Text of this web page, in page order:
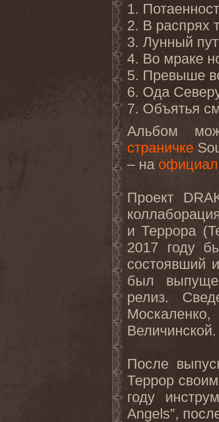
1.
2. В распрях
3. Лунный
4. Во мраке
5. Превыше
6. Ода
7. Объятья
Альбом
страничке
– на
Проект
и Террора
2017 году
состоявший
был
релиз.
Величинской.
После
Террор
году
Angels”,